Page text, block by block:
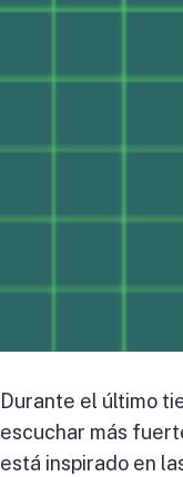
Durante el último
escuchar más
está inspirado en